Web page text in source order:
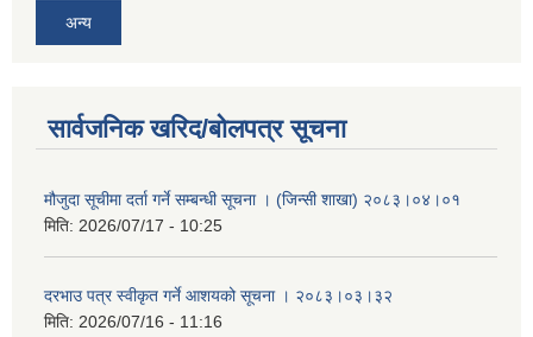
अन्य
सार्वजनिक खरिद/बोलपत्र सूचना
मौजुदा सूचीमा दर्ता गर्ने सम्बन्धी सूचना । (जिन्सी शाखा) २०८३।०४।०१
मिति: 2026/07/17 - 10:25
दरभाउ पत्र स्वीकृत गर्ने आशयको सूचना । २०८३।०३।३२
मिति: 2026/07/16 - 11:16